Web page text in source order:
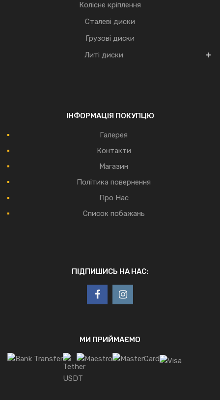
Колісне кріплення
Сталеві диски
Грузові диски
Литі диски
ІНФОРМАЦІЯ ПОКУПЦЮ
Галерея
Контакти
Магазин
Політика повернення
Про Нас
Список побажань
ПІДПИШИСЬ НА НАС:
МИ ПРИЙМАЄМО